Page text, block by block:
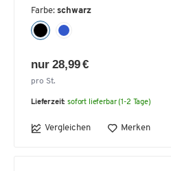
Farbe: schwarz
nur 28,99 €
pro St.
Lieferzeit: sofort lieferbar (1-2 Tage)
Vergleichen Merken